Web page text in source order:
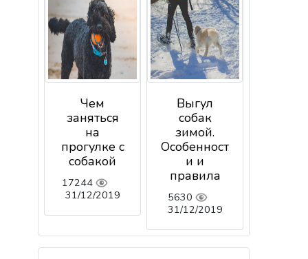
Чем
заняться
на
прогулке с
собакой
17244
31/12/2019
Выгул
собак
зимой.
Особенност
и и
правила
5630
31/12/2019